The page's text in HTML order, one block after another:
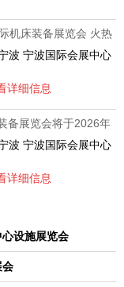
机床装备展览会 火热
波 宁波国际会展中心
详细信息
备展览会将于2026年
波 宁波国际会展中心
详细信息
设施展览会
会